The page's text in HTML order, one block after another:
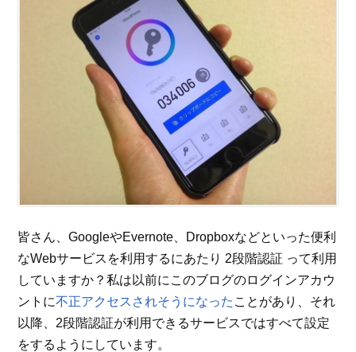
皆さん、GoogleやEvernote、Dropboxなどといった便利
なWebサービスを利用するにあたり 2段階認証 って利用
していますか？私は以前にこのブログのログインアカウ
ントに不正アクセスされそうになった ことがあり、それ
以降、2段階認証が利用できるサービスではすべて設定
をするようにしています。